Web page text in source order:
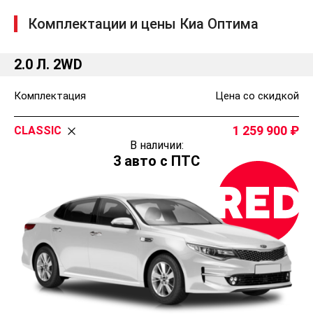
Комплектации и цены Киа Оптима
2.0 Л. 2WD
Комплектация Цена со скидкой
CLASSIC 1 259 900
В наличии:
3 авто с ПТС